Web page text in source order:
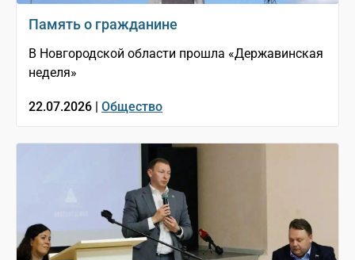
Память о гражданине
В Новгородской области прошла «Державинская
неделя»
22.07.2026 | Общество